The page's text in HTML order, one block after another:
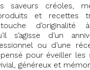
saveurs créoles,
et recettes
s’agisse d’un
ou d’une
pour éveiller les
généreux et